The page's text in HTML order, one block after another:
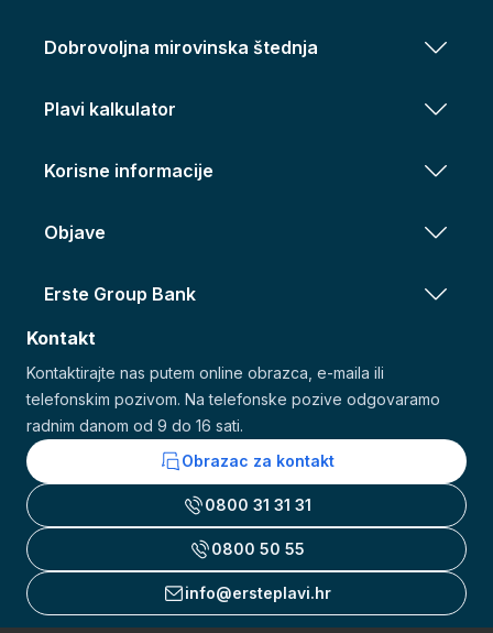
Dobrovoljna mirovinska štednja
Plavi kalkulator
Korisne informacije
Objave
Erste Group Bank
Kontakt
Kontaktirajte nas putem online obrazca, e-maila ili
telefonskim pozivom. Na telefonske pozive odgovaramo
radnim danom od 9 do 16 sati.
Obrazac za kontakt
0800 31 31 31
0800 50 55
info@ersteplavi.hr